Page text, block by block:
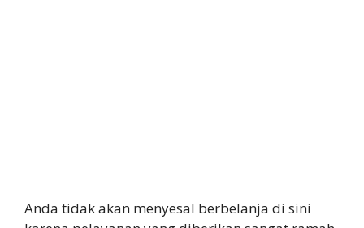
Anda tidak akan menyesal berbelanja di sini